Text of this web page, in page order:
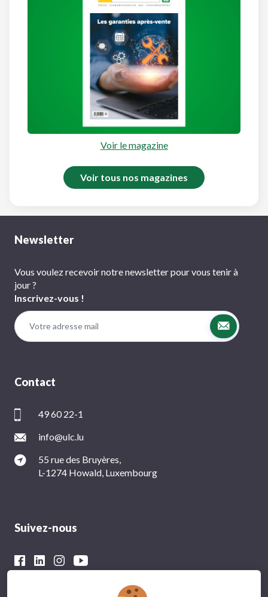
Voir le magazine
Voir tous nos magazines
Newsletter
Vous voulez recevoir notre newsletter pour vous tenir à
jour ?
Inscrivez-vous !
Contact
49 60 22-1
info@ulc.lu
55 rue des Bruyères,
L-1274 Howald, Luxembourg
Suivez-nous
Avec le soutien financier du